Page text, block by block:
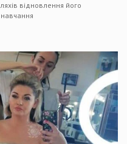
відновлення його